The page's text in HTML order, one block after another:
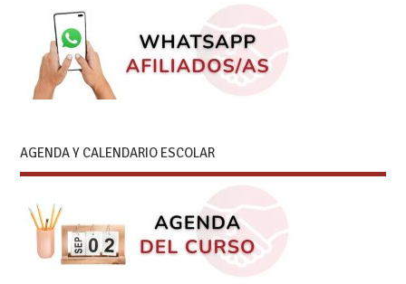
AGENDA Y CALENDARIO ESCOLAR